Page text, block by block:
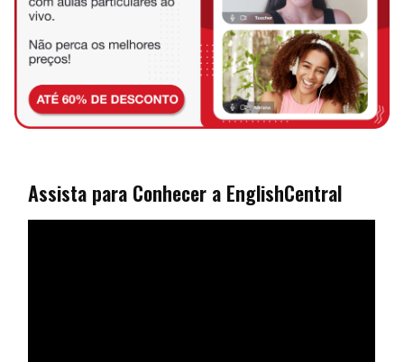
Assista para Conhecer a EnglishCentral